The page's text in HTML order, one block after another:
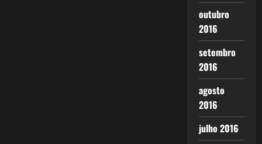
outubro
2016
setembro
2016
agosto
2016
julho 2016